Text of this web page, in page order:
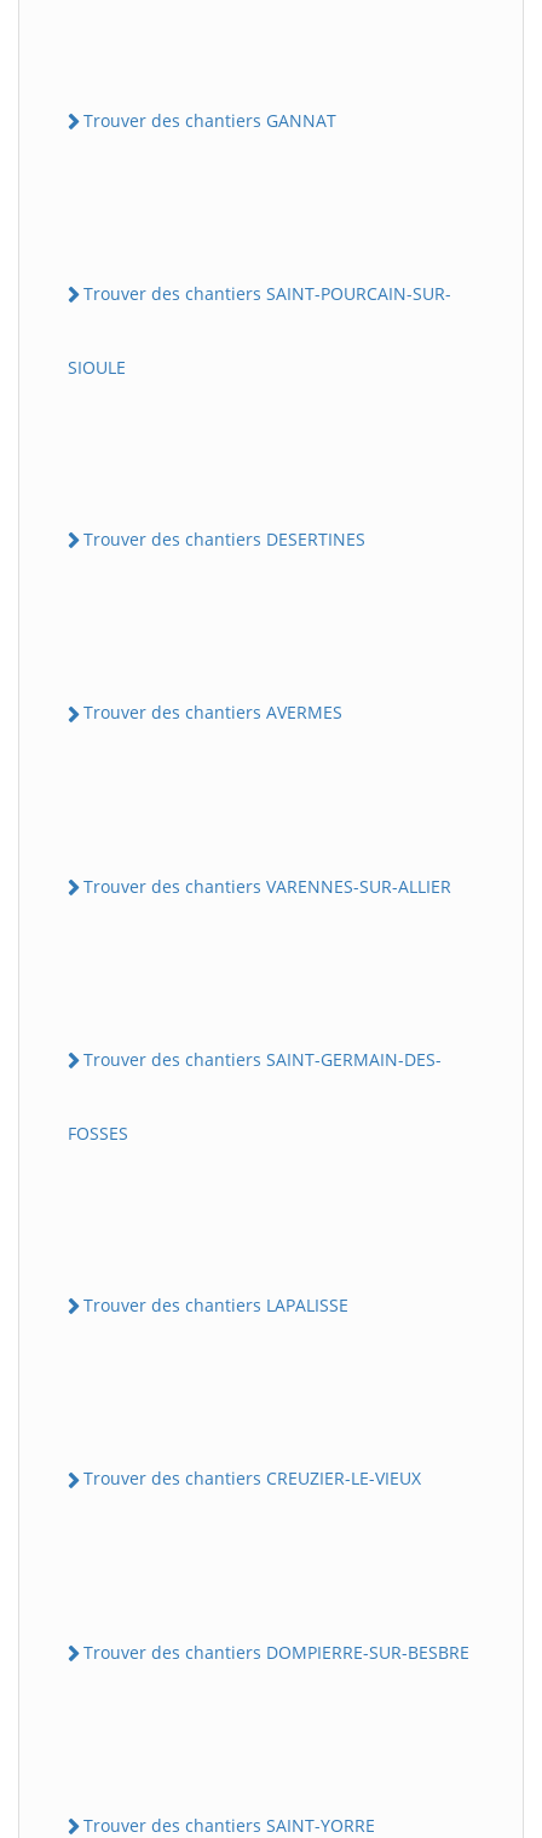
Trouver des chantiers GANNAT
Trouver des chantiers SAINT-POURCAIN-SUR-
SIOULE
Trouver des chantiers DESERTINES
Trouver des chantiers AVERMES
Trouver des chantiers VARENNES-SUR-ALLIER
Trouver des chantiers SAINT-GERMAIN-DES-
FOSSES
Trouver des chantiers LAPALISSE
Trouver des chantiers CREUZIER-LE-VIEUX
Trouver des chantiers DOMPIERRE-SUR-BESBRE
Trouver des chantiers SAINT-YORRE